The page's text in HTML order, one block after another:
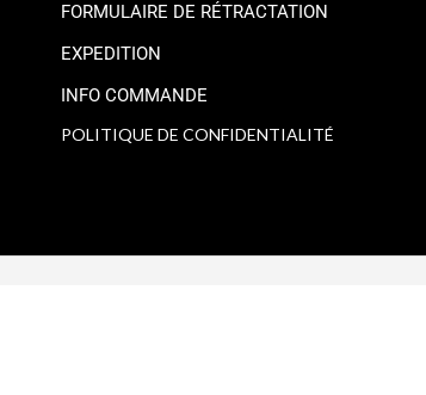
FORMULAIRE DE RÉTRACTATION
EXPEDITION
INFO COMMANDE
POLITIQUE DE CONFIDENTIALITÉ